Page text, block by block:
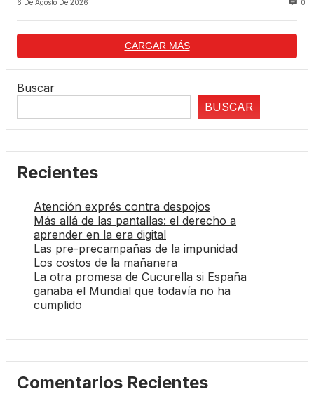
6 De Agosto De 2026 0
CARGAR MÁS
Buscar
BUSCAR
Recientes
Atención exprés contra despojos
Más allá de las pantallas: el derecho a
aprender en la era digital
Las pre-precampañas de la impunidad
Los costos de la mañanera
La otra promesa de Cucurella si España
ganaba el Mundial que todavía no ha
cumplido
Comentarios Recientes